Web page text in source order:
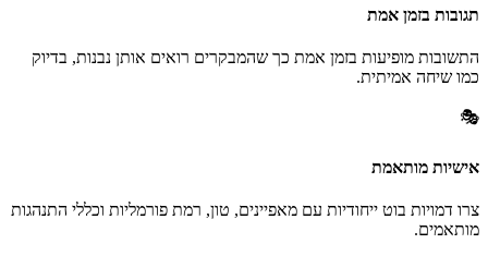
תגובות בזמן אמת
התשובות מופיעות בזמן אמת כך שהמבקרים רואים אותן נבנות, בדיוק
כמו שיחה אמיתית.
🎭
אישיות מותאמת
צרו דמויות בוט ייחודיות עם מאפיינים, טון, רמת פורמליות וכללי התנהגות
מותאמים.